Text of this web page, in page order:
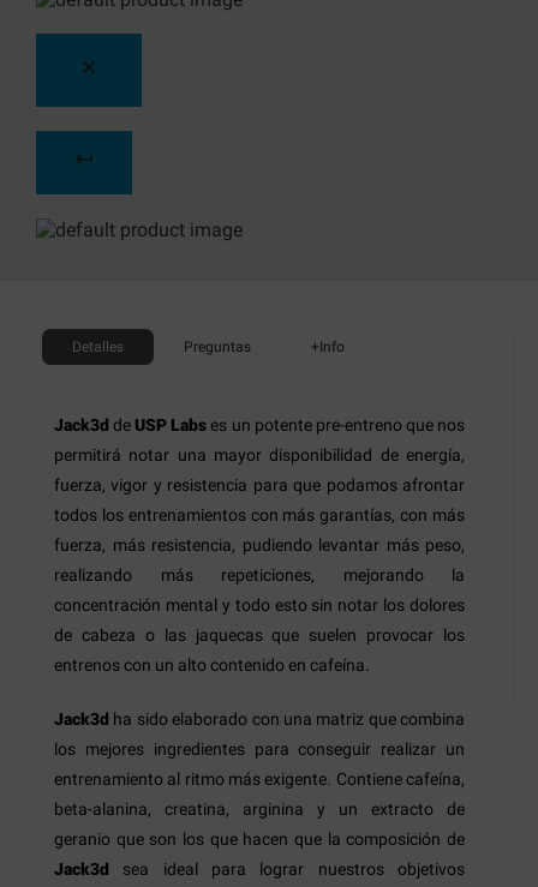
Detalles Preguntas +Info
Jack3d de USP Labses un potente pre-entreno que nos
permitirá notar una mayor disponibilidad de energía,
fuerza, vigor y resistencia para que podamos afrontar
todos los entrenamientos con más garantías, con más
fuerza, más resistencia, pudiendo levantar más peso,
realizando más repeticiones, mejorando la
concentración mental y todo esto sin notar los dolores
de cabeza o las jaquecas que suelen provocar los
entrenos con un alto contenido en cafeína.
Jack3d ha sido elaborado con una matriz que combina
los mejores ingredientes para conseguir realizar un
entrenamiento al ritmo más exigente. Contiene cafeína,
beta-alanina, creatina, arginina y un extracto de
geranio que son los que hacen que la composición de
Jack3d sea ideal para lograr nuestros objetivos